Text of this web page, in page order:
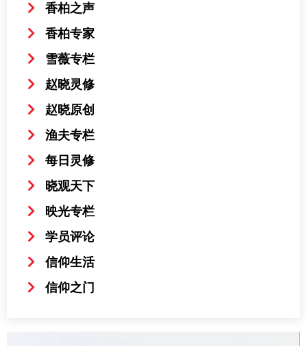
香柏之声
香柏专家
雪薇专栏
赵晓灵修
赵晓原创
渔夫专栏
每日灵修
晓观天下
映光专栏
学员评论
信仰生活
信仰之门